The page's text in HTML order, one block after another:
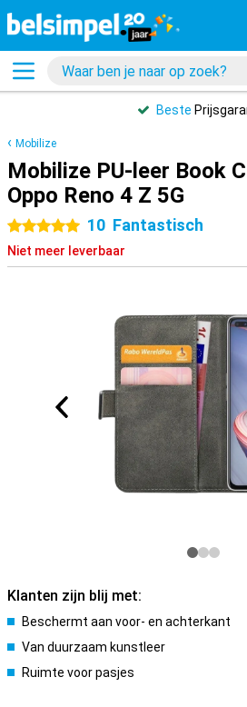
Beste
Mobilize
Mobilize PU-leer Book
Oppo Reno 4 Z 5G
5 sterren10 Fantastisch
Niet meer leverbaar
Klanten zijn blij met:
Beschermt aan voor- en achterkant
Van duurzaam kunstleer
Ruimte voor pasjes